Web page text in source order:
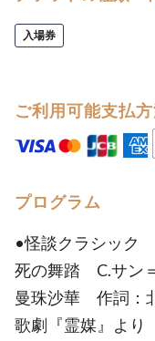
入場券
ご利用可能支払
プログラム
•怪談クラシック
死の舞踏 C.サン
曼珠沙華 作詞：
歌劇『霊媒』よ